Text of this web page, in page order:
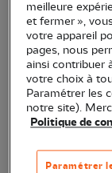
meilleure
et fermer »,
votre appareil
pages, nous
ainsi contribuer
votre choix à
Paramétrer les
notre site).
Politique de
Paramétrer